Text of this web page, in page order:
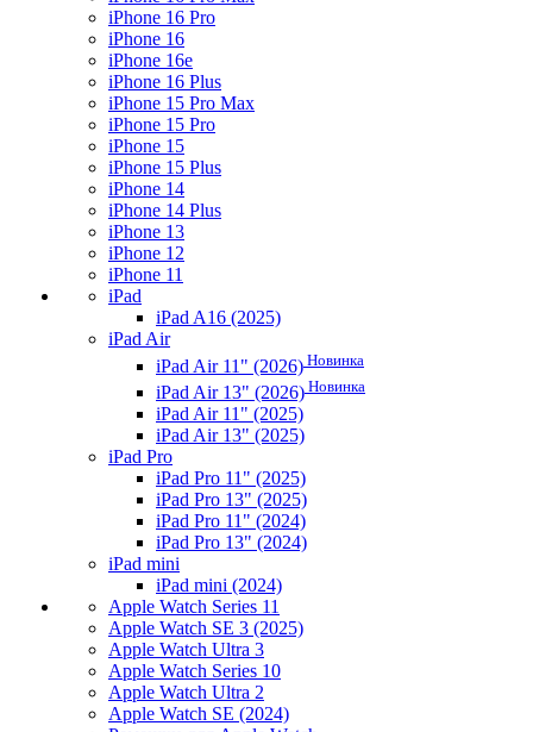
iPhone 16 Pro
iPhone 16
iPhone 16e
iPhone 16 Plus
iPhone 15 Pro Max
iPhone 15 Pro
iPhone 15
iPhone 15 Plus
iPhone 14
iPhone 14 Plus
iPhone 13
iPhone 12
iPhone 11
iPad
iPad A16 (2025)
iPad Air
iPad Air 11" (2026) Новинка
iPad Air 13" (2026) Новинка
iPad Air 11" (2025)
iPad Air 13" (2025)
iPad Pro
iPad Pro 11" (2025)
iPad Pro 13" (2025)
iPad Pro 11" (2024)
iPad Pro 13" (2024)
iPad mini
iPad mini (2024)
Apple Watch Series 11
Apple Watch SE 3 (2025)
Apple Watch Ultra 3
Apple Watch Series 10
Apple Watch Ultra 2
Apple Watch SE (2024)